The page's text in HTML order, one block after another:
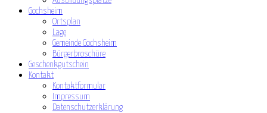
Gochsheim
Ortsplan
Lage
Gemeinde Gochsheim
Bürgerbroschüre
Geschenkgutschein
Kontakt
Kontaktformular
Impressum
Datenschutzerklärung